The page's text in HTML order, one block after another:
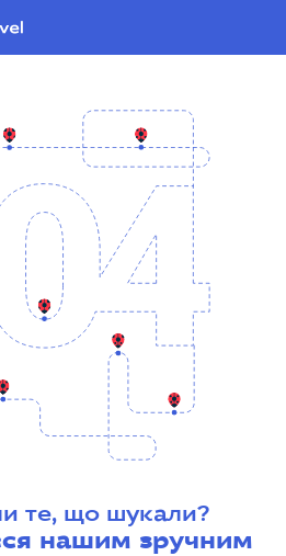
те, що шукали?
нашим зручним